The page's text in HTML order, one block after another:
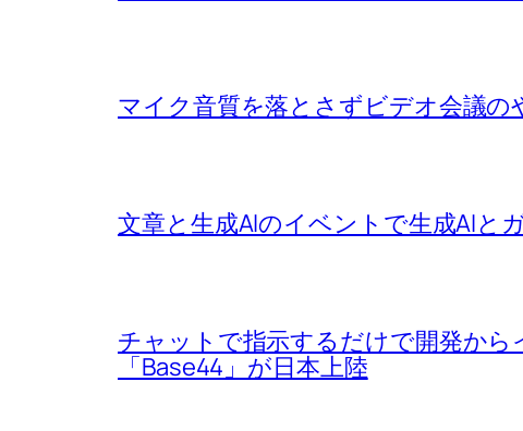
マイク音質を落とさずビデオ会議
文章と生成AIのイベントで生成AIと
チャットで指示するだけで開発か
「Base44」が日本上陸